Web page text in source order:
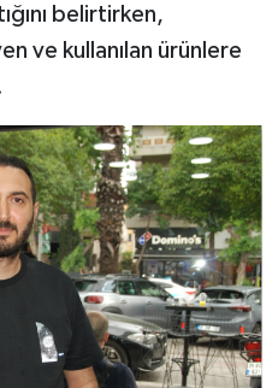
belirtirken,
ve kullanılan ürünlere